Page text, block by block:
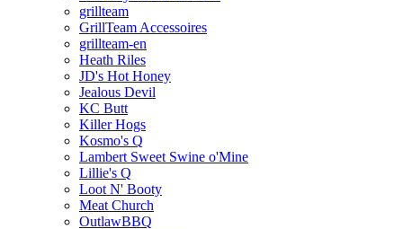
grillteam
GrillTeam Accessoires
grillteam-en
Heath Riles
JD's Hot Honey
Jealous Devil
KC Butt
Killer Hogs
Kosmo's Q
Lambert Sweet Swine o'Mine
Lillie's Q
Loot N' Booty
Meat Church
OutlawBBQ